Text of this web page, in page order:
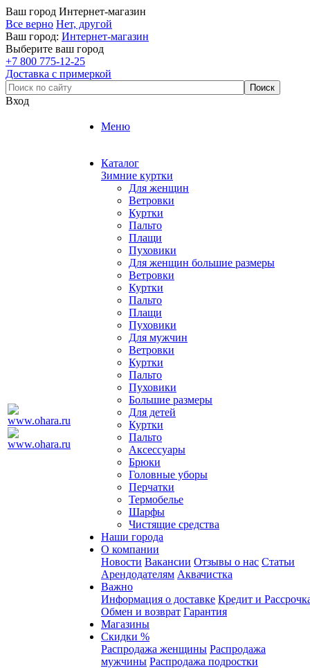
Ваш город Интернет-магазин
Все верно Нет, другой
Ваш город: Интернет-магазин
Выберите ваш город
+7 800 775-12-25
Доставка с примеркой
Вход
Меню
Каталог
Зимние куртки
Для женщин
Ветровки
Куртки
Пальто
Плащи
Пуховики
Для женщин большие размеры
Ветровки
Куртки
Пальто
Плащи
Пуховики
Для мужчин
Ветровки
Куртки
Пальто
Пуховики
Большие размеры
Для детей
Куртки
Пальто
Аксессуары
Брюки
Головные уборы
Перчатки
Термобелье
Шарфы
Чистящие средства
Наши города
О компании
Новости Вакансии Отзывы о нас Статьи
Арендодателям Аквачистка
Важно
Информация о доставке Кредит и
Обмен и возврат Гарантия
Магазины
Скидки %
Распродажа женщины Распродажа
мужчины Распродажа подростки